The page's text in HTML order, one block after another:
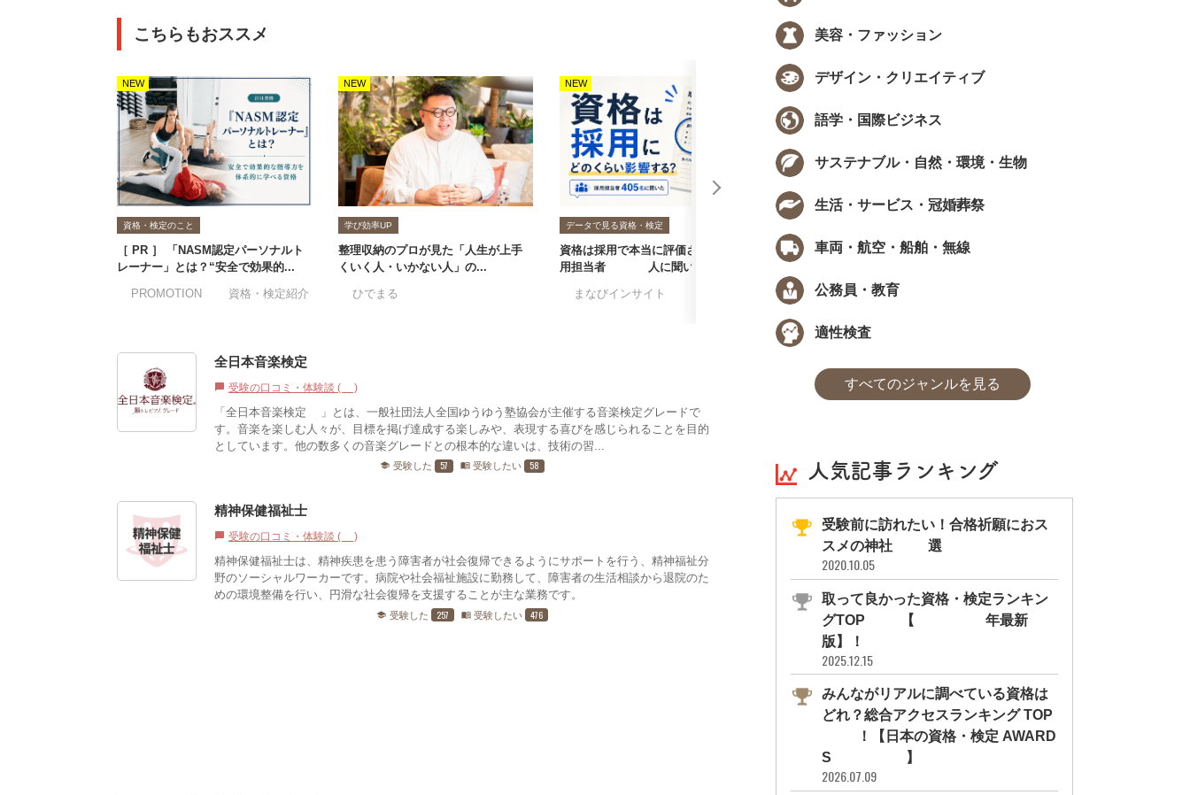
こちらもおススメ
NEW
資格・検定のこと
［ PR ］ 「NASM認定パーソナルト
レーナー」とは？“安全で効果的...
#PROMOTION
#資格・検定紹介
NEW
学び効率UP
整理収納のプロが見た「人生が上手
くいく人・いかない人」の...
#ひでまる
NEW
データで見る資格・検定
資格は採用で本当に評価される？採
用担当者405人に聞いた...
#まなびインサイト
#採用担当者に聞いた #モチベーション
NEW
転職で資格は武器になる？採用担当
#まなびインサイト
全日本音楽検定®︎
chat_bubble 受験の口コミ・体験談 (2)
「全日本音楽検定®」とは、一般社団法人全国ゆうゆう塾協会が主催する音楽検定グレードで
す。音楽を楽しむ人々が、目標を掲げ達成する楽しみや、表現する喜びを感じられることを目的
としています。他の数多くの音楽グレードとの根本的な違いは、技術の習...
school 受験した 57 menu_book 受験したい 58
精神保健福祉士
chat_bubble 受験の口コミ・体験談 (1)
精神保健福祉士は、精神疾患を患う障害者が社会復帰できるようにサポートを行う、精神福祉分
野のソーシャルワーカーです。病院や社会福祉施設に勤務して、障害者の生活相談から退院のた
めの環境整備を行い、円滑な社会復帰を支援することが主な業務です。
school 受験した 257 menu_book 受験したい 476
美容・ファッション
デザイン・クリエイティブ
語学・国際ビジネス
サステナブル・自然・環境・生物
生活・サービス・冠婚葬祭
車両・航空・船舶・無線
公務員・教育
適性検査
すべてのジャンルを見る
人気記事ランキング
受験前に訪れたい！合格祈願におス
スメの神社11選
2020.10.05
取って良かった資格・検定ランキン
グTOP10【2026年最新
版】！
2025.12.15
みんながリアルに調べている資格は
どれ？総合アクセスランキング TOP
10！【日本の資格・検定 AWARD
S 2026】
2026.07.09